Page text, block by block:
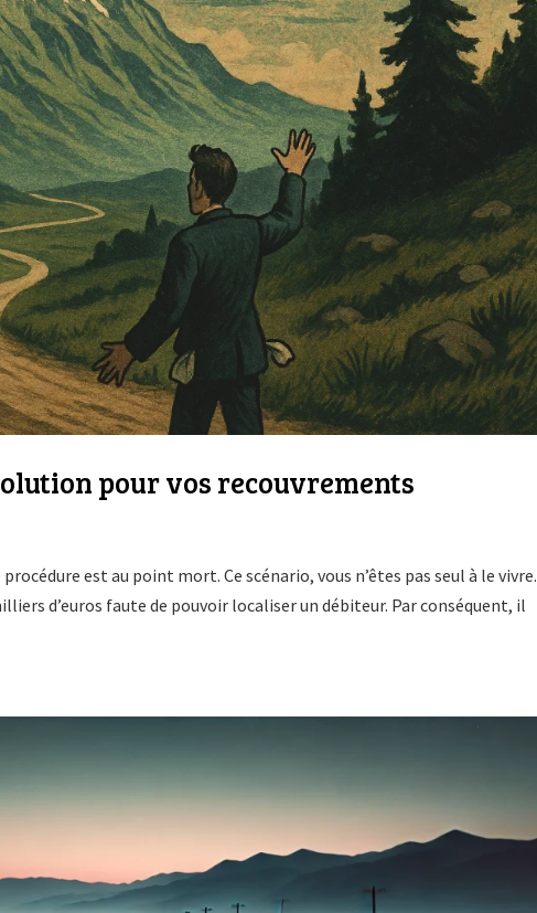
pour vos recouvrements
est au point mort. Ce scénario, vous n’êtes pas seul à le vivre.
d’euros faute de pouvoir localiser un débiteur. Par conséquent, il